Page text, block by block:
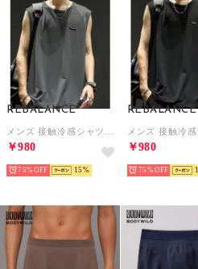
REBALANCE
￥980
75% 15
REBALANCE
￥980
75%